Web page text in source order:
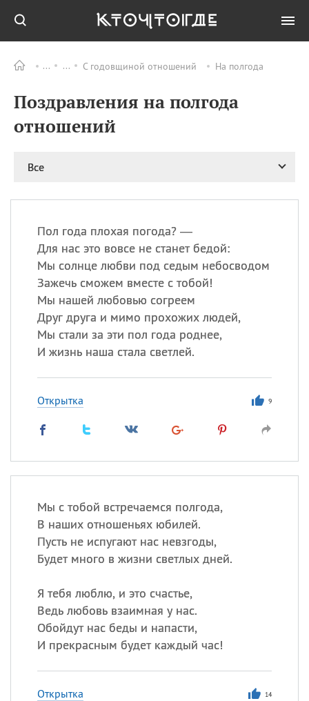
С годовщиной отношений На полгода
Поздравления на полгода
отношений
Все
Пол года плохая погода? —
Для нас это вовсе не станет бедой:
Мы солнце любви под седым небосводом
Зажечь сможем вместе с тобой!
Мы нашей любовью согреем
Друг друга и мимо прохожих людей,
Мы стали за эти пол года роднее,
И жизнь наша стала светлей.
Открытка 9
Мы с тобой встречаемся полгода,
В наших отношеньях юбилей.
Пусть не испугают нас невзгоды,
Будет много в жизни светлых дней.
Я тебя люблю, и это счастье,
Ведь любовь взаимная у нас.
Обойдут нас беды и напасти,
И прекрасным будет каждый час!
Открытка 14
ПРАЗДНИКИ Все
09.08 День памяти жертв
атомной
день
рисового пудинга
09.08 День Дымняшки
(Smokey Bear Day)
ИМЕНА
Сегодня празднуют именины
Сергей, Теодор,Федор
и